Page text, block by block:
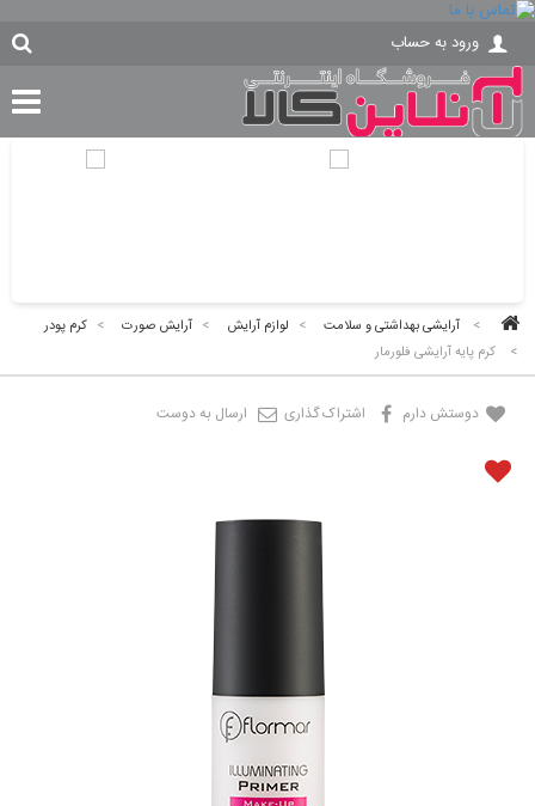
ورود به حساب
> آرایشی بهداشتی و سلامت > لوازم آرایش > آرایش صورت > کرم پودر
>
کرم پایه آرایشی فلورمار
دوستش دارم اشتراک گذاری ارسال به دوست